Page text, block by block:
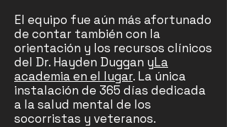
El equipo fue aún más afortunado
de contar también con la
orientación y los recursos clínicos
del Dr. Hayden Duggan yLa
academia en el lugar. La única
instalación de 365 días dedicada
a la salud mental de los
socorristas y veteranos.